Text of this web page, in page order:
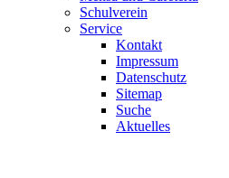
Schulverein
Service
Kontakt
Impressum
Datenschutz
Sitemap
Suche
Aktuelles